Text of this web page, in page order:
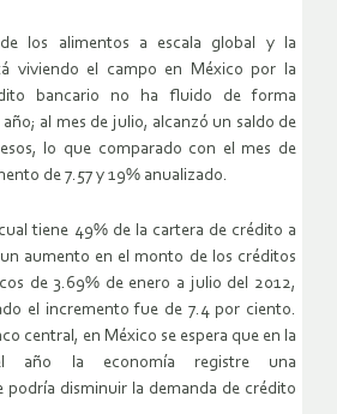
los alimentos a escala global y la
viviendo el campo en México por la
bancario no ha fluido de forma
al mes de julio, alcanzó un saldo de
lo que comparado con el mes de
de 7.57 y 19% anualizado.
tiene 49% de la cartera de crédito a
aumento en el monto de los créditos
de 3.69% de enero a julio del 2012,
el incremento fue de 7.4 por ciento.
central, en México se espera que en la
año la economía registre una
podría disminuir la demanda de crédito